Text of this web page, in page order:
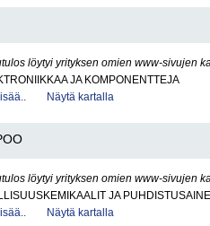
löytyi yrityksen omien www-sivujen
JA KOMPONENTTEJA
Näytä kartalla
löytyi yrityksen omien www-sivujen
JA
Näytä kartalla